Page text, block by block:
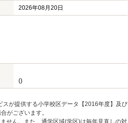
2026年08月20日
()
が提供する小学校区データ【2016年度】及び
がございます。
せん。また、通学区域(学区)は毎年見直しの対